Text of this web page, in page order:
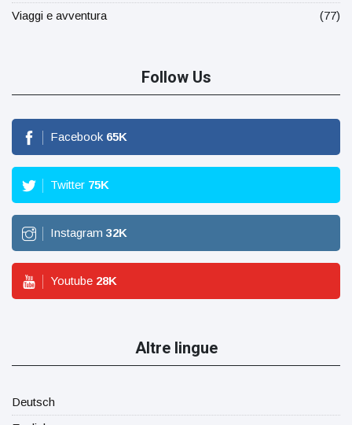
Viaggi e avventura
(77)
Follow Us
Facebook 65K
Twitter 75K
Instagram 32K
Youtube 28K
Altre lingue
Deutsch